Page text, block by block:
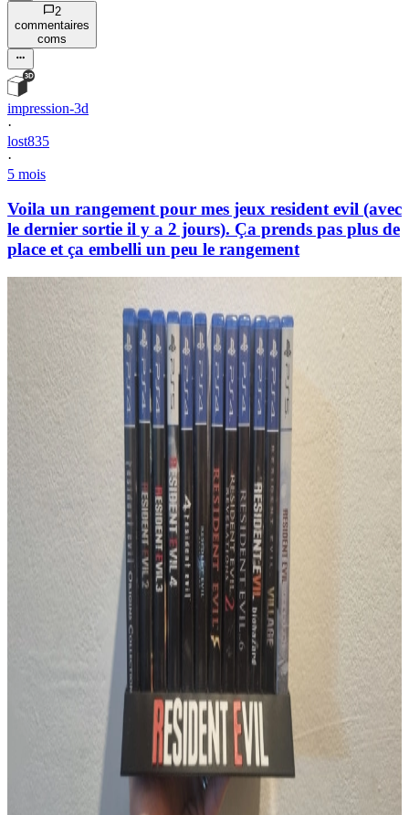
2
commentaires
coms
impression-3d
·
lost835
·
5 mois
Voila un rangement pour mes jeux resident evil (avec
le dernier sortie il y a 2 jours). Ça prends pas plus de
place et ça embelli un peu le rangement